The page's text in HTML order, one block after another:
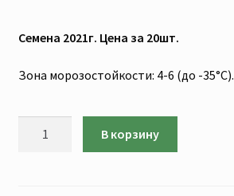
Семена 2021г. Цена за 20шт.
Зона морозостойкости: 4-6 (до -35°C).
В корзину